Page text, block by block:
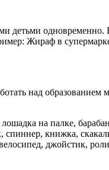
детьми одновременно.
Жираф в
над
на палке,
книжка,
джойстик,